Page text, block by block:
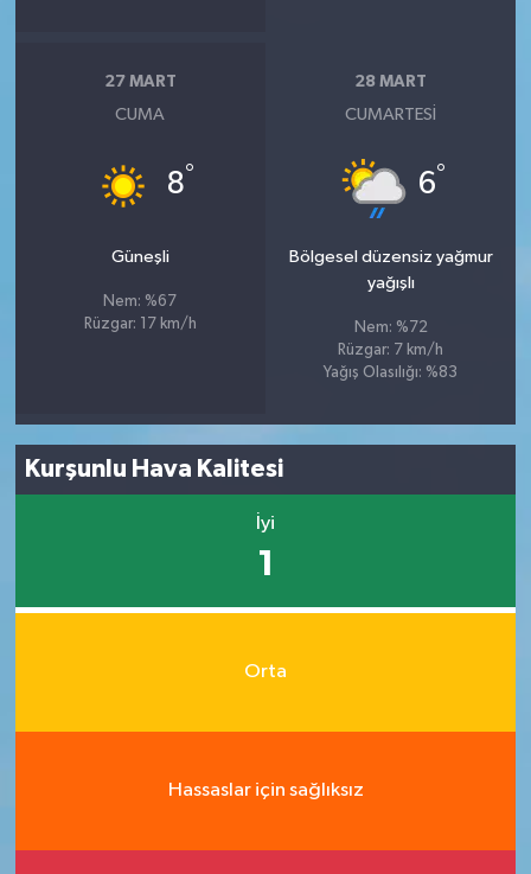
27 MART
CUMA
8°
Güneşli
Nem: %67
Rüzgar: 17 km/h
28 MART
CUMARTESI
6°
Bölgesel düzensiz yağmur
yağışlı
Nem: %72
Rüzgar: 7 km/h
Yağış Olasılığı: %83
Kurşunlu Hava Kalitesi
İyi
1
Orta
Hassaslar için sağlıksız